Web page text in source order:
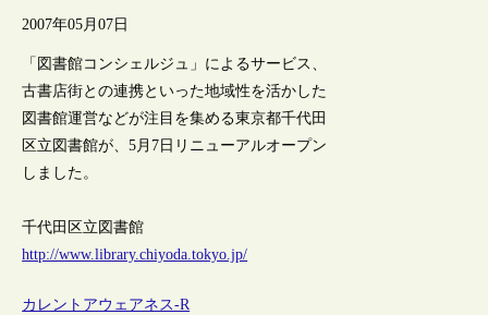
2007年05月07日
「図書館コンシェルジュ」によるサービス、
古書店街との連携といった地域性を活かした
図書館運営などが注目を集める東京都千代田
区立図書館が、5月7日リニューアルオープン
しました。
千代田区立図書館
http://www.library.chiyoda.tokyo.jp/
カレントアウェアネス-R